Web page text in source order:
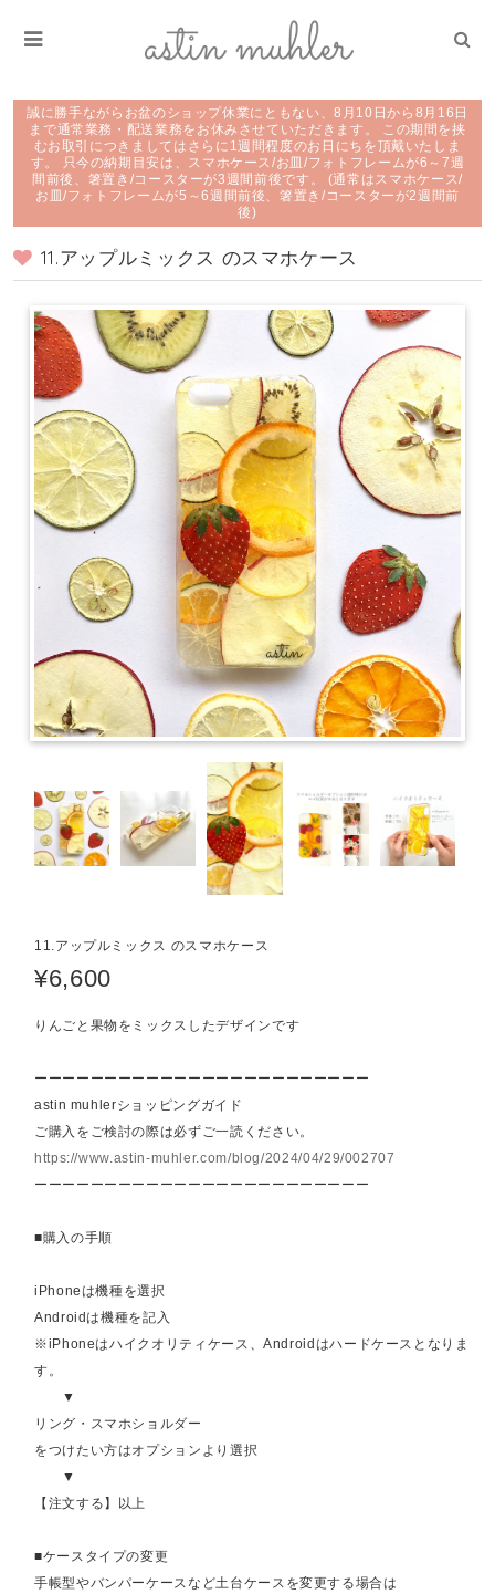
誠に勝手ながらお盆のショップ休業にともない、8月10日から8月16日
まで通常業務・配送業務をお休みさせていただきます。 この期間を挟
むお取引につきましてはさらに1週間程度のお日にちを頂戴いたしま
す。 只今の納期目安は、スマホケース/お皿/フォトフレームが6～7週
間前後、箸置き/コースターが3週間前後です。 (通常はスマホケース/
お皿/フォトフレームが5～6週間前後、箸置き/コースターが2週間前
後)
11.アップルミックス のスマホケース
11.アップルミックス のスマホケース
¥6,600
りんごと果物をミックスしたデザインです
ーーーーーーーーーーーーーーーーーーーーーーーー
astin muhlerショッピングガイド
ご購入をご検討の際は必ずご一読ください。
https://www.astin-muhler.com/blog/2024/04/29/002707
ーーーーーーーーーーーーーーーーーーーーーーーー
■購入の手順
iPhoneは機種を選択
Androidは機種を記入
※iPhoneはハイクオリティケース、Androidはハードケースとなりま
す。
▼
リング・スマホショルダー
をつけたい方はオプションより選択
▼
【注文する】以上
■ケースタイプの変更
手帳型やバンパーケースなど土台ケースを変更する場合は